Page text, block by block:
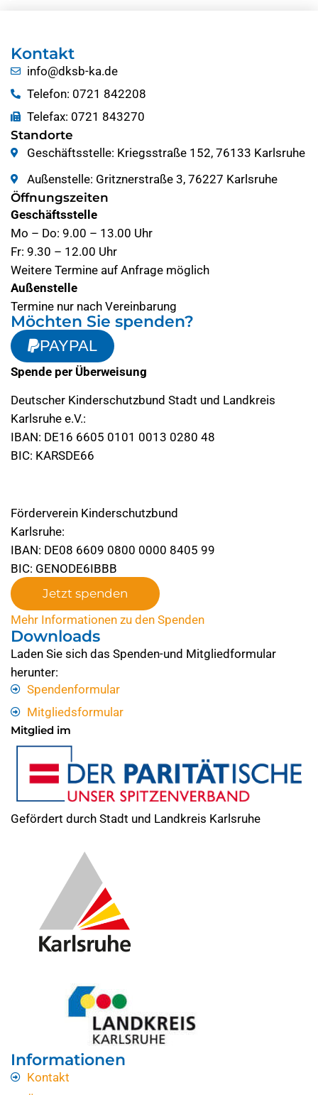
Kontakt
info@dksb-ka.de
Telefon: 0721 842208
Telefax: 0721 843270
Standorte
Geschäftsstelle: Kriegsstraße 152, 76133 Karlsruhe
Außenstelle: Gritznerstraße 3, 76227 Karlsruhe
Öffnungszeiten
Geschäftsstelle
Mo – Do: 9.00 – 13.00 Uhr
Fr: 9.30 – 12.00 Uhr
Weitere Termine auf Anfrage möglich
Außenstelle
Termine nur nach Vereinbarung
Möchten Sie spenden?
PAYPAL
Spende per Überweisung
Deutscher Kinderschutzbund Stadt und Landkreis
Karlsruhe e.V.:
IBAN: DE16 6605 0101 0013 0280 48
BIC: KARSDE66
Förderverein Kinderschutzbund
Karlsruhe:
IBAN: DE08 6609 0800 0000 8405 99
BIC: GENODE6IBBB
Jetzt spenden
Mehr Informationen zu den Spenden
Downloads
Laden Sie sich das Spenden-und Mitgliedformular
herunter:
Spendenformular
Mitgliedsformular
Mitglied im
Gefördert durch Stadt und Landkreis Karlsruhe
Informationen
Kontakt